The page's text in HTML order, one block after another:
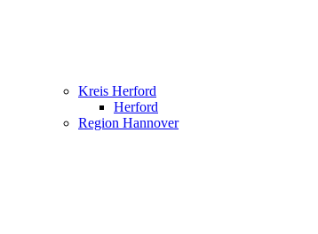
Kreis Herford
Herford
Region Hannover